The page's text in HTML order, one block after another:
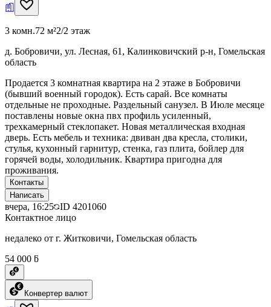
3 комн.72 м²2/2 этаж
д. Бобровичи, ул. Лесная, 61, Калинковичский р-н, Гомельская
область
Продается 3 комнатная квартира на 2 этаже в Бобровичи
(бывший военный городок). Есть сарай. Все комнаты
отдельные не проходные. Раздельный санузел. В Июле месяце
поставлены новые окна пвх профиль усиленный,
трехкамерный стеклопакет. Новая металлическая входная
дверь. Есть мебель и техника: двиван два кресла, столики,
стулья, кухонный гарнитур, стенка, газ плита, бойлер для
горячей воды, холодильник. Квартира пригодна для
проживания.
Контакты
Написать
вчера, 16:25 ID 4201060
Контактное лицо
недалеко от г. Житковичи, Гомельская область
54 000 ƃ
Конвертер валют